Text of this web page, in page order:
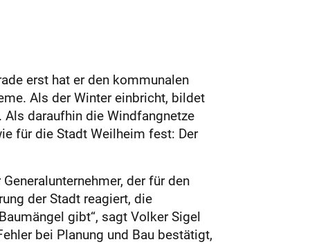
erst hat er den kommunalen
Als der Winter einbricht, bildet
daraufhin die Windfangnetze
für die Stadt Weilheim fest: Der
der für den
der Stadt reagiert, die
gibt“, sagt Volker Sigel
bei Planung und Bau bestätigt,